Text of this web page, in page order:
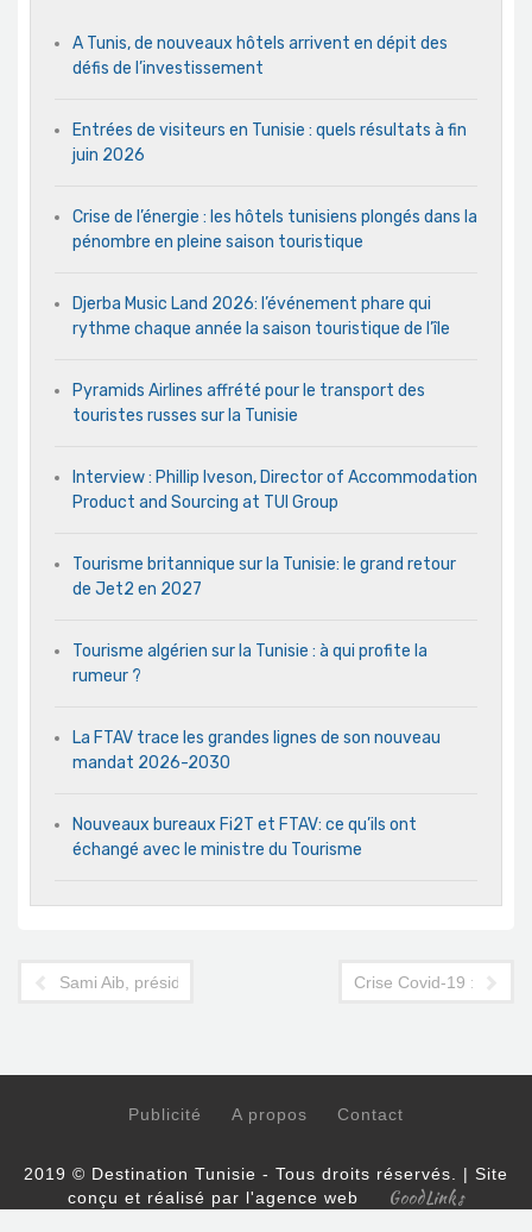
A Tunis, de nouveaux hôtels arrivent en dépit des
défis de l’investissement
Entrées de visiteurs en Tunisie : quels résultats à fin
juin 2026
Crise de l’énergie : les hôtels tunisiens plongés dans la
pénombre en pleine saison touristique
Djerba Music Land 2026: l’événement phare qui
rythme chaque année la saison touristique de l’île
Pyramids Airlines affrété pour le transport des
touristes russes sur la Tunisie
Interview : Phillip Iveson, Director of Accommodation
Product and Sourcing at TUI Group
Tourisme britannique sur la Tunisie: le grand retour
de Jet2 en 2027
Tourisme algérien sur la Tunisie : à qui profite la
rumeur ?
La FTAV trace les grandes lignes de son nouveau
mandat 2026-2030
Nouveaux bureaux Fi2T et FTAV: ce qu’ils ont
échangé avec le ministre du Tourisme
Sami Aib, président-directeur général de CLICnGO:
Crise Covid-19 : la
Publicité A propos Contact
2019 © Destination Tunisie - Tous droits réservés. | Site
conçu et réalisé par l'agence web
GoodLinks